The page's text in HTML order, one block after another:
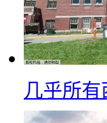
几乎所